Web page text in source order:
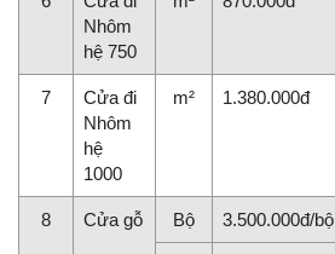
Nhôm
hệ 750
7
Cửa đi
Nhôm
hệ
1000
m² 1.380.000đ
8 Cửa gỗ Bộ 3.500.000đ/bộ